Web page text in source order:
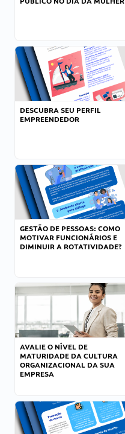
DESCUBRA SEU PERFIL
EMPREENDEDOR
GESTÃO DE PESSOAS: COMO
MOTIVAR FUNCIONÁRIOS E
DIMINUIR A ROTATIVIDADE?
AVALIE O NÍVEL DE
MATURIDADE DA CULTURA
ORGANIZACIONAL DA SUA
EMPRESA